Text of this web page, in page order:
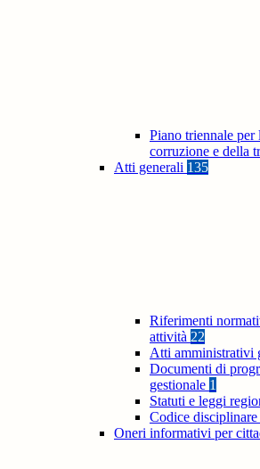
Piano triennale per
corruzione e della
Atti generali 135
Riferimenti
attività 22
Atti amministrativi
Documenti di
gestionale 1
Statuti e leggi
Codice
Oneri informativi per